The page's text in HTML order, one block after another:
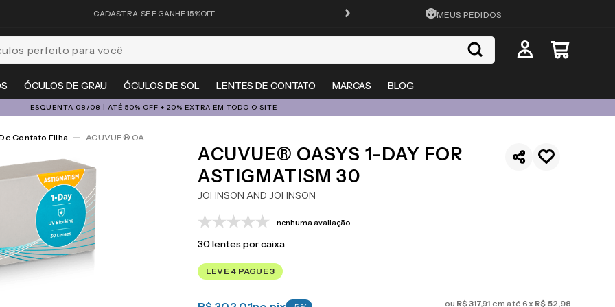
CADASTRA-SE E GANHE 15%OFF FRETE GRÁTIS EM TODO O SITE
MEUS PEDIDOS
ÓCULOS DE GRAU ÓCULOS DE SOL LENTES DE CONTATO MARCAS BLOG
para você
ESQUENTA 08/08 | ATÉ 50% OFF + 20% EXTRA EM TODO O SITE
Contato Filha ACUVUE® OASYS 1-Day For Astigmatism 30
ACUVUE® OASYS 1-DAY FOR
ASTIGMATISM 30
JOHNSON AND JOHNSON
nenhuma avaliação
30lentes por caixa
LEVE 4 PAGUE 3
ou R$317,91 em até6x R$ 52,98